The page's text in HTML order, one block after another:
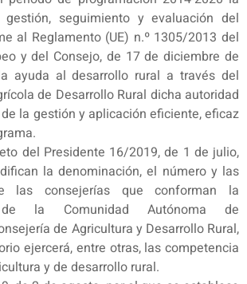
seguimiento y evaluación del
al Reglamento (UE) n.º 1305/2013 del
y del Consejo, de 17 de diciembre de
ayuda al desarrollo rural a través del
de Desarrollo Rural dicha autoridad
la gestión y aplicación eficiente, eficaz
del Presidente 16/2019, de 1 de julio,
la denominación, el número y las
las consejerías que conforman la
de la Comunidad Autónoma de
de Agricultura y Desarrollo Rural,
ejercerá, entre otras, las competencia
y de desarrollo rural.